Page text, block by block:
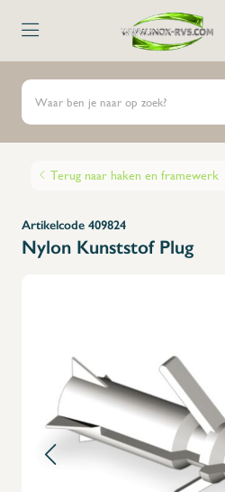
Terug naar haken en framewerk
Artikelcode 409824
Nylon Kunststof Plug